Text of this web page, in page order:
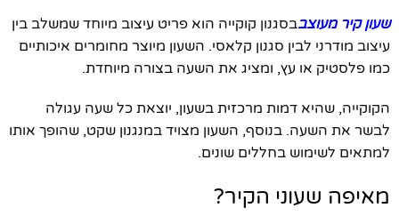
שעון קיר מעוצבבסגנון קוקייה הוא פריט עיצוב מיוחד שמשלב בין
עיצוב מודרני לבין סגנון קלאסי. השעון מיוצר מחומרים איכותיים
כמו פלסטיק או עץ, ומציג את השעה בצורה מיוחדת.
הקוקייה, שהיא דמות מרכזית בשעון, יוצאת כל שעה עגולה
לבשר את השעה. בנוסף, השעון מצויד במנגנון שקט, שהופך אותו
למתאים לשימוש בחללים שונים.
מאיפה שעוני הקיר?